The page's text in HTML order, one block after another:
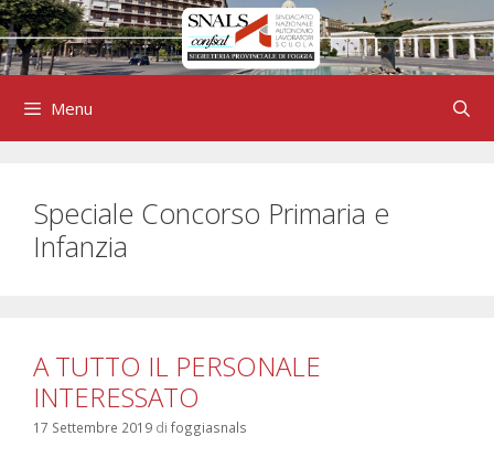
Vai
al
contenuto
Menu
Speciale Concorso Primaria e
Infanzia
A TUTTO IL PERSONALE
INTERESSATO
17 Settembre 2019 di foggiasnals